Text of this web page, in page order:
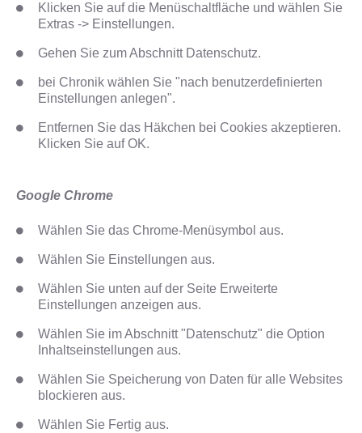
Klicken Sie auf die Menüschaltfläche und wählen Sie
Extras -> Einstellungen.
Gehen Sie zum Abschnitt Datenschutz.
bei Chronik wählen Sie "nach benutzerdefinierten
Einstellungen anlegen".
Entfernen Sie das Häkchen bei Cookies akzeptieren.
Klicken Sie auf OK.
Google Chrome
Wählen Sie das Chrome-Menüsymbol aus.
Wählen Sie Einstellungen aus.
Wählen Sie unten auf der Seite Erweiterte
Einstellungen anzeigen aus.
Wählen Sie im Abschnitt "Datenschutz" die Option
Inhaltseinstellungen aus.
Wählen Sie Speicherung von Daten für alle Websites
blockieren aus.
Wählen Sie Fertig aus.